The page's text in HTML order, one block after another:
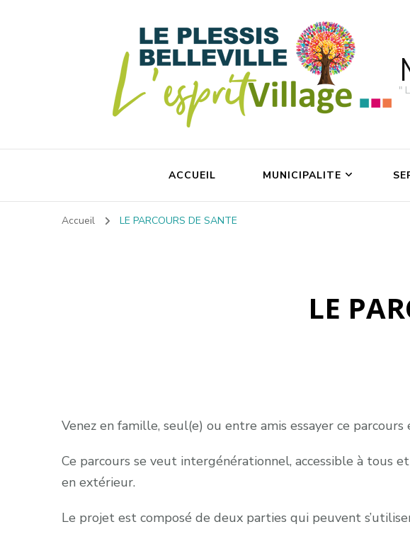
ACCUEIL MUNICIPALITE
Accueil LE PARCOURS DE SANTE
LE
Venez en famille, seul(e) ou entre amis essayer ce
Ce parcours se veut intergénérationnel, accessible à
en extérieur.
Le projet est composé de deux parties qui peuvent